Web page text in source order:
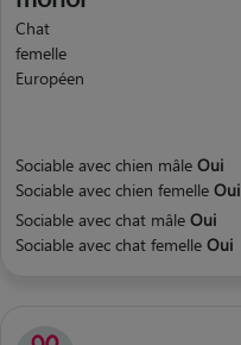
Chat
femelle
Européen
Sociable avec chien mâle Oui
Sociable avec chien femelle Oui
Sociable avec chat mâle Oui
Sociable avec chat femelle Oui